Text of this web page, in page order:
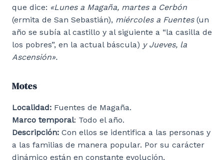
que dice: «Lunes a Magaña, martes a Cerbón
(ermita de San Sebastián), miércoles a Fuentes(un
año se subía al castillo y al siguiente a “la casilla de
los pobres”, en la actual báscula) y Jueves, la
Ascensión».
Motes
Localidad: Fuentes de Magaña.
Marco temporal: Todo el año.
Descripción: Con ellos se identifica a las personas y
a las familias de manera popular. Por su carácter
dinámico están en constante evolución,